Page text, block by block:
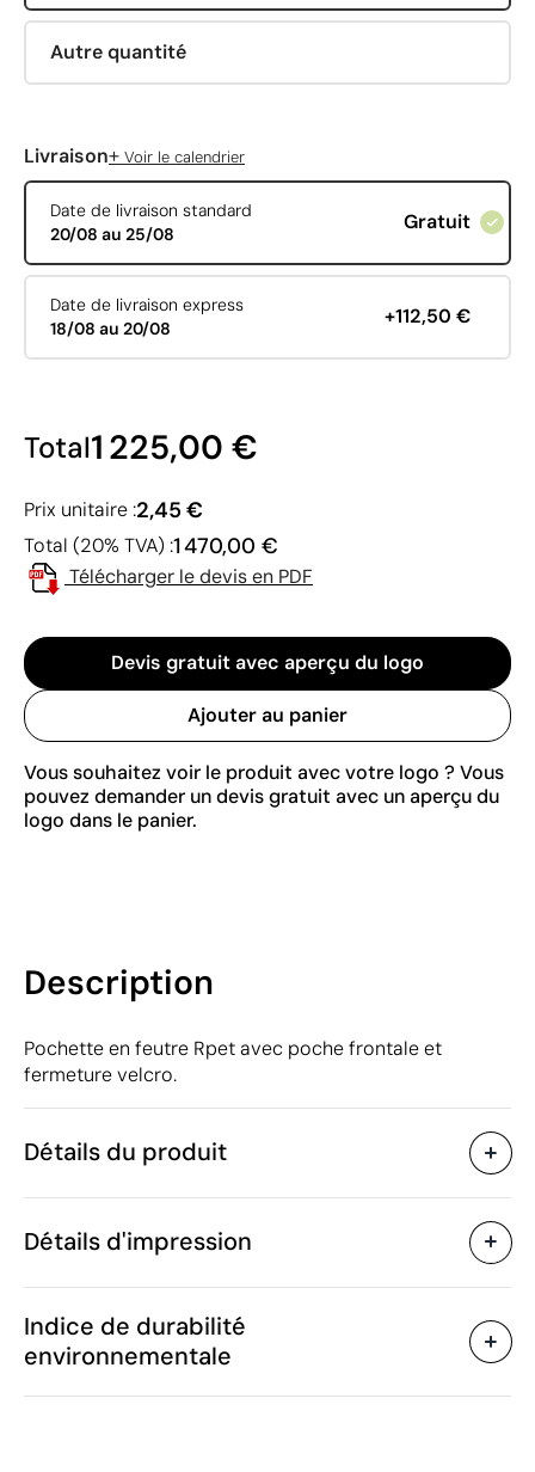
Autre quantité
Livraison+ Voir le calendrier
Date de livraison standard
20/08 au 25/08
Gratuit
Date de livraison express
18/08 au 20/08
+112,50 €
Total1 225,00 €
Prix unitaire :2,45 €
Total (20% TVA) :1 470,00 €
Télécharger le devis en PDF
Devis gratuit avec aperçu du logo
Ajouter au panier
Vous souhaitez voir le produit avec votre logo ? Vous
pouvez demander un devis gratuit avec un aperçu du
logo dans le panier.
Description
Pochette en feutre Rpet avec poche frontale et
fermeture velcro.
Détails du produit
Caractéristiques
Code du produit
Poids
Matière
recyclé (RPET)
Détails d'impression
Indice de durabilité
environnementale